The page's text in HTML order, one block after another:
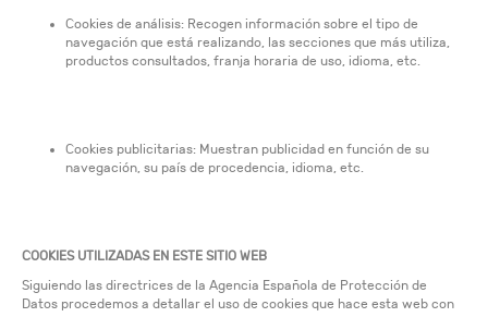
Cookies de análisis: Recogen información sobre el tipo de
navegación que está realizando, las secciones que más utiliza,
productos consultados, franja horaria de uso, idioma, etc.
Cookies publicitarias: Muestran publicidad en función de su
navegación, su país de procedencia, idioma, etc.
COOKIES UTILIZADAS EN ESTE SITIO WEB
Siguiendo las directrices de la Agencia Española de Protección de
Datos procedemos a detallar el uso de cookies que hace esta web con